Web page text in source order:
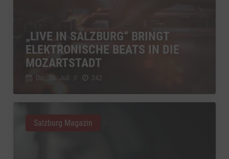
„LIVE IN SALZBURG“ BRINGT
ELEKTRONISCHE BEATS IN DIE
MOZARTSTADT
Do., 30. Juli // 242
Salzburg Magazin